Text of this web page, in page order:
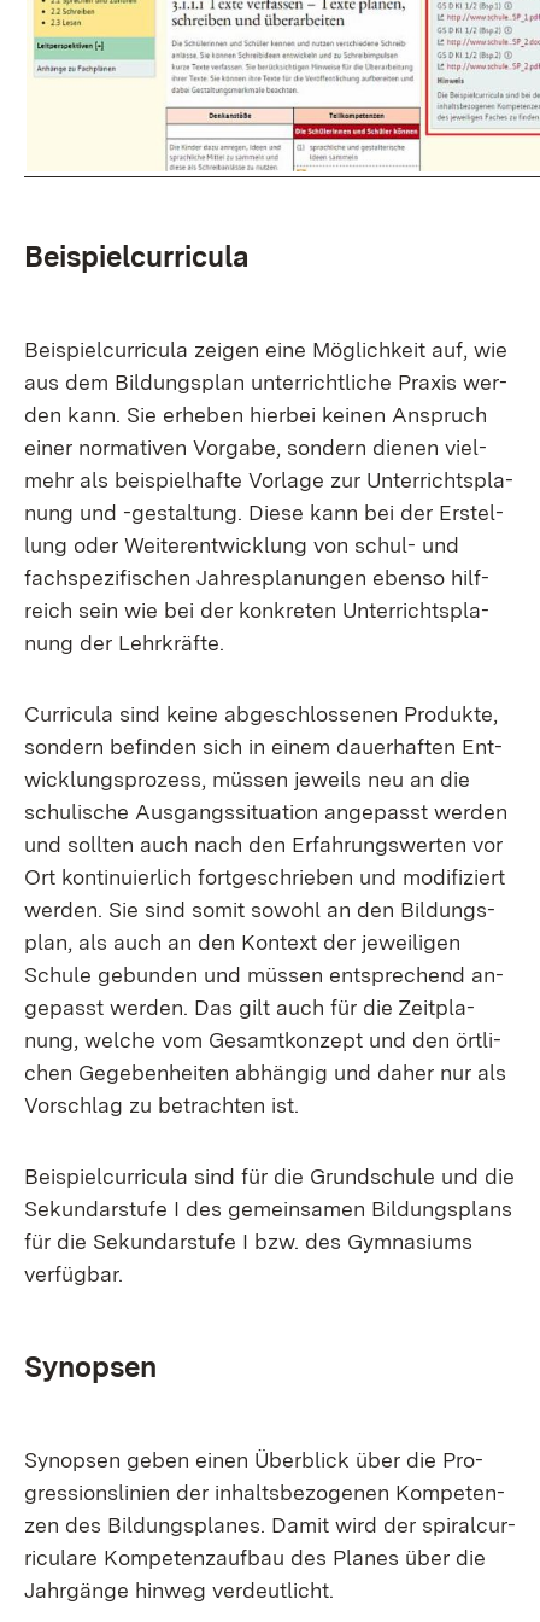
Bei­spiel­cur­ri­cu­la
Bei­spiel­cur­ri­cu­la zei­gen ei­ne Mög­lich­keit auf, wie
aus dem Bil­dungs­plan un­ter­richt­li­che Pra­xis wer­
den kann. Sie er­he­ben hier­bei kei­nen An­spruch
ei­ner nor­ma­ti­ven Vor­ga­be, son­dern die­nen viel­
mehr als bei­spiel­haf­te Vor­la­ge zur Un­ter­richts­pla­
nung und -ge­stal­tung. Die­se kann bei der Er­stel­
lung oder Wei­ter­ent­wick­lung von schul- und
fach­spe­zi­fi­schen Jah­res­pla­nun­gen eben­so hilf­
reich sein wie bei der kon­kre­ten Un­ter­richts­pla­
nung der Lehr­kräf­te.
Cur­ri­cu­la sind kei­ne ab­ge­schlos­se­nen Pro­duk­te,
son­dern be­fin­den sich in ei­nem dau­er­haf­ten Ent­
wick­lungs­pro­zess, müs­sen je­weils neu an die
schu­li­sche Aus­gangs­si­tua­ti­on an­ge­passt wer­den
und soll­ten auch nach den Er­fah­rungs­wer­ten vor
Ort kon­ti­nu­ier­lich fort­ge­schrie­ben und mo­di­fi­ziert
wer­den. Sie sind so­mit so­wohl an den Bil­dungs­
plan, als auch an den Kon­text der je­wei­li­gen
Schu­le ge­bun­den und müs­sen ent­spre­chend an­
ge­passt wer­den. Das gilt auch für die Zeit­pla­
nung, wel­che vom Ge­samt­kon­zept und den ört­li­
chen Ge­ge­ben­hei­ten ab­hän­gig und da­her nur als
Vor­schlag zu be­trach­ten ist.
Bei­spiel­cur­ri­cu­la sind für die Grund­schu­le und die
Se­kun­dar­stu­fe I des ge­mein­sa­men Bil­dungs­plans
für die Se­kun­dar­stu­fe I bzw. des Gym­na­si­ums
ver­füg­bar.
Syn­op­sen
Syn­op­sen ge­ben ei­nen Über­blick über die Pro­
gres­si­ons­li­ni­en der in­halts­be­zo­ge­nen Kom­pe­ten­
zen des Bil­dungs­pla­nes. Da­mit wird der spi­ral­cur­
ri­cu­la­re Kom­pe­tenz­auf­bau des Pla­nes über die
Jahr­gän­ge hin­weg ver­deut­licht.